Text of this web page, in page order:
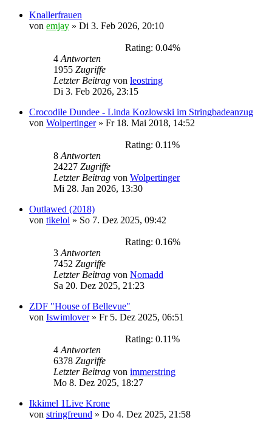
Knallerfrauen
von emjay » Di 3. Feb 2026, 20:10
Rating: 0.04%
4 Antworten
1955 Zugriffe
Letzter Beitrag von leostring
Di 3. Feb 2026, 23:15
Crocodile Dundee - Linda Kozlowski im Stringbadeanzug
von Wolpertinger» Fr 18. Mai 2018, 14:52
Rating: 0.11%
8 Antworten
24227 Zugriffe
Letzter Beitrag von Wolpertinger
Mi 28. Jan 2026, 13:30
Outlawed (2018)
von tikelol » So 7. Dez 2025, 09:42
Rating: 0.16%
3 Antworten
7452 Zugriffe
Letzter Beitrag von Nomadd
Sa 20. Dez 2025, 21:23
ZDF "House of Bellevue"
von Iswimlover» Fr 5. Dez 2025, 06:51
Rating: 0.11%
4 Antworten
6378 Zugriffe
Letzter Beitrag von immerstring
Mo 8. Dez 2025, 18:27
Ikkimel 1Live Krone
von stringfreund » Do 4. Dez 2025, 21:58